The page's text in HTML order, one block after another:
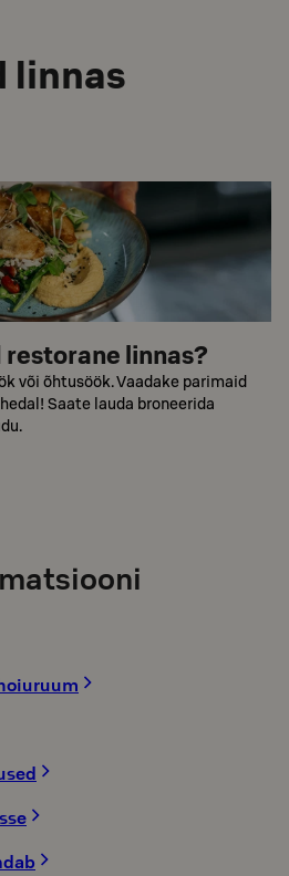
linnas
linnas?
või õhtusöök. Vaadake parimaid
Saate lauda broneerida